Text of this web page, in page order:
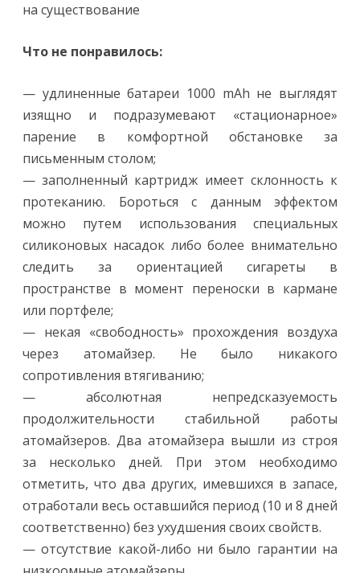
на существование
Что не понравилось:
— удлиненные батареи 1000 mAh не выглядят
изящно и подразумевают «стационарное»
парение в комфортной обстановке за
письменным столом;
— заполненный картридж имеет склонность к
протеканию. Бороться с данным эффектом
можно путем использования специальных
силиконовых насадок либо более внимательно
следить за ориентацией сигареты в
пространстве в момент переноски в кармане
или портфеле;
— некая «свободность» прохождения воздуха
через атомайзер. Не было никакого
сопротивления втягиванию;
— абсолютная непредсказуемость
продолжительности стабильной работы
атомайзеров. Два атомайзера вышли из строя
за несколько дней. При этом необходимо
отметить, что два других, имевшихся в запасе,
отработали весь оставшийся период (10 и 8 дней
соответственно) без ухудшения своих свойств.
— отсутствие какой-либо ни было гарантии на